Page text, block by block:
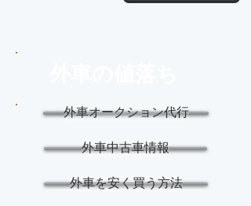
外車オークション代行
外車中古車情報
外車を安く買う方法